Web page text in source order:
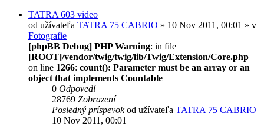
TATRA 603 video
od užívateľa TATRA 75 CABRIO » 10 Nov 2011, 00:01 » v
Fotografie
[phpBB Debug] PHP Warning: in file
[ROOT]/vendor/twig/twig/lib/Twig/Extension/Core.php
on line 1266: count(): Parameter must be an array or an
object that implements Countable
0 Odpovedí
28769 Zobrazení
Posledný príspevokod užívateľa TATRA 75 CABRIO
10 Nov 2011, 00:01